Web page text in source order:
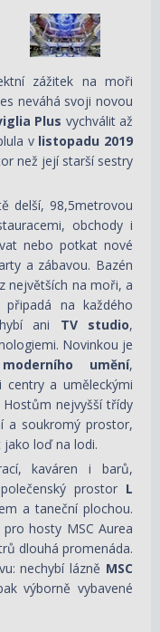
zážitek na moři
neváhá svoji novou
Plus vychválit až
v listopadu 2019
než její starší sestry
delší, 98,5metrovou
obchody i
nebo potkat nové
a zábavou. Bazén
největších na moři, a
na každého
ani TV studio,
Novinkou je
umění,
centry a uměleckými
nejvyšší třídy
a soukromý prostor,
loď na lodi.
kaváren i barů,
prostor L
a taneční plochou.
hosty MSC Aurea
dlouhá promenáda.
nechybí lázně MSC
výborně vybavené